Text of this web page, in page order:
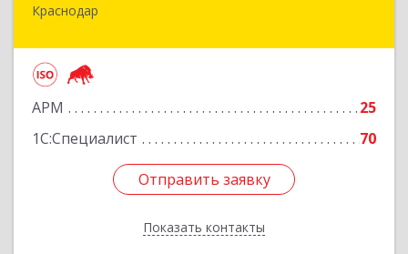
Краснодар
АРМ
25
1С:Специалист
70
Отправить заявку
Показать контакты
350018, Краснодарский край, Краснодар г,
Отправить заявку
Назад